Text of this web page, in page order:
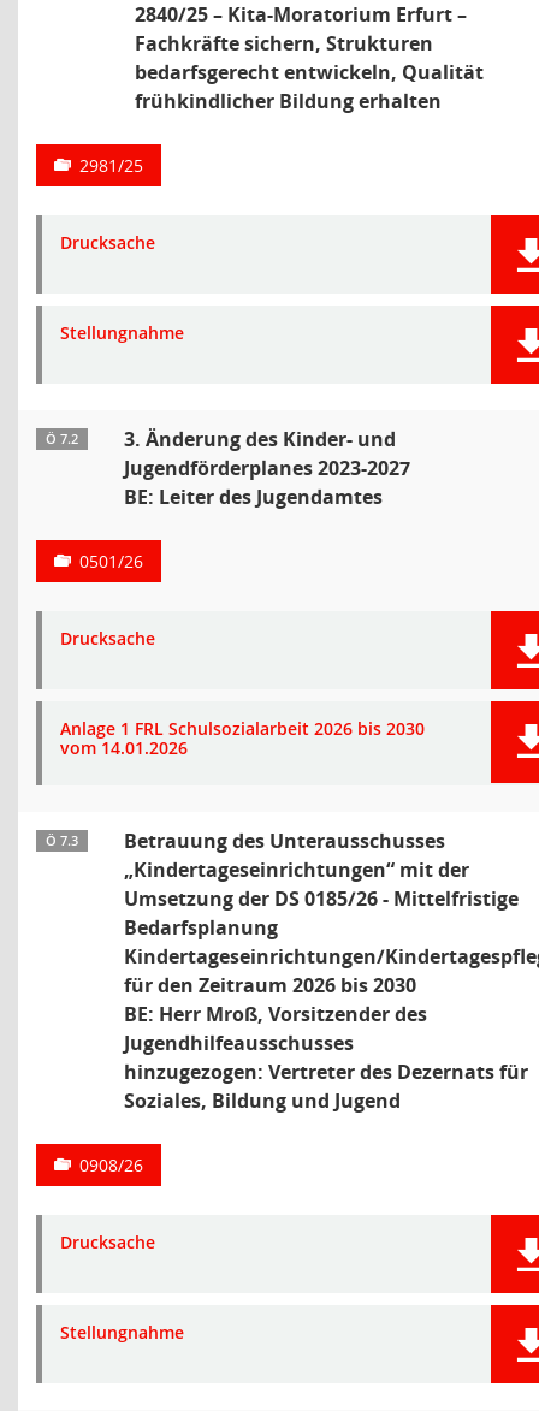
2840/25 – Kita-Moratorium Erfurt –
Fachkräfte sichern, Strukturen
bedarfsgerecht entwickeln, Qualität
frühkindlicher Bildung erhalten
2981/25
Drucksache
Stellungnahme
Ö 7.2
3. Änderung des Kinder- und
Jugendförderplanes 2023-2027
BE: Leiter des Jugendamtes
0501/26
Drucksache
Anlage 1 FRL Schulsozialarbeit 2026 bis 2030
vom 14.01.2026
Ö 7.3
Betrauung des Unterausschusses
„Kindertageseinrichtungen“ mit der
Umsetzung der DS 0185/26 - Mittelfristige
Bedarfsplanung
Kindertageseinrichtungen/
für den Zeitraum 2026 bis 2030
BE: Herr Mroß, Vorsitzender des
Jugendhilfeausschusses
hinzugezogen: Vertreter des Dezernats für
Soziales, Bildung und Jugend
0908/26
Drucksache
Stellungnahme